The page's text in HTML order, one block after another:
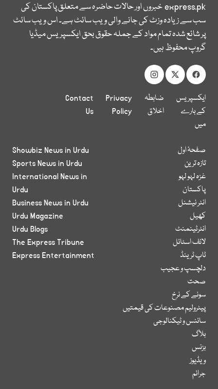
express.pkخبروں اور حالات حاضرہ سے متعلق پاکستان کی
سب سے زیادہ وزٹ کی جانے والی ویب سائٹ ہے۔ اس ویب سائٹ
پر شائع شدہ تمام مواد کے جملہ حقوق بحق ایکسپریس میڈیا
گروپ محفوظ ہیں۔
ایکسپریس
کے بارے
میں
ضابطہ
اخلاق
Privacy
Policy
Contact
Us
صفحۂ اول
تازہ ترین
غزہ لہو لہو
پاکستان
انٹر نیشنل
کھیل
انٹرٹینمنٹ
لائف اسٹائل
ٹاپ ٹرینڈ
دلچسپ و عجیب
صحت
سونے کے نرخ
پیٹرولیم مصنوعات کی قیمتیں
سائنس و ٹیکنالوجی
بلاگ
بزنس
ویڈیوز
جرائم
Showbiz News in Urdu
Sports News in Urdu
International News in
Urdu
Business News in Urdu
Urdu Magazine
Urdu Blogs
The Express Tribune
Express Entertainment